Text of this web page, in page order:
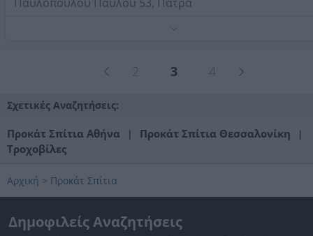
2 3 4
Σχετικές Αναζητήσεις:
Προκάτ Σπίτια Αθήνα | Προκάτ Σπίτια Θεσσαλονίκη |
Τροχοβίλες
Αρχική > Προκάτ Σπίτια
Δημοφιλείς Αναζητήσεις